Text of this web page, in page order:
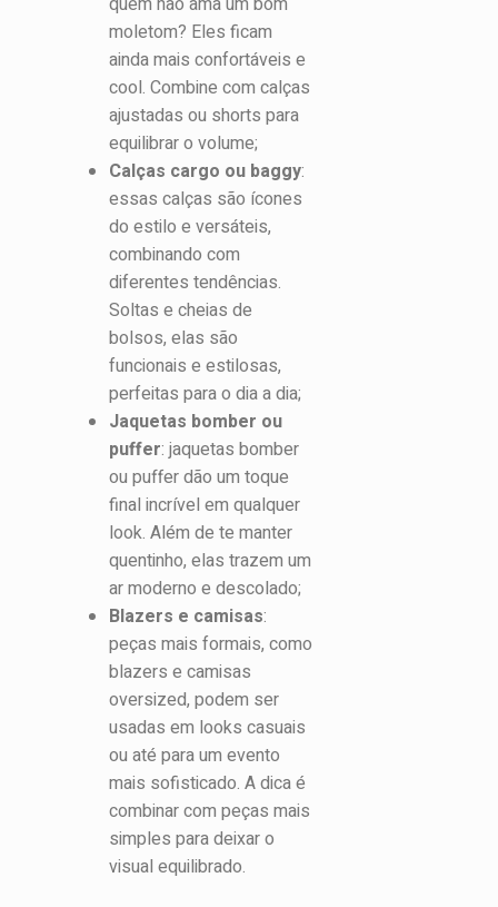
moletom? Eles ficam
ainda mais confortáveis e
cool. Combine com calças
ajustadas ou shorts para
equilibrar o volume;
Calças cargo ou baggy:
essas calças são ícones
do estilo e versáteis,
combinando com
diferentes tendências.
Soltas e cheias de
bolsos, elas são
funcionais e estilosas,
perfeitas para o dia a dia;
Jaquetas bomber ou
puffer: jaquetas bomber
ou puffer dão um toque
final incrível em qualquer
look. Além de te manter
quentinho, elas trazem um
ar moderno e descolado;
Blazers e camisas:
peças mais formais, como
blazers e camisas
oversized, podem ser
usadas em looks casuais
ou até para um evento
mais sofisticado. A dica é
combinar com peças mais
simples para deixar o
visual equilibrado.